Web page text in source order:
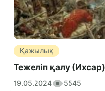
Қажылық
Тежеліп қалу (Ихсар)
19.05.2024 5545